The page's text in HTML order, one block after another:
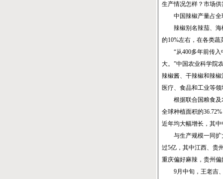
生产情况怎样？市场
中国辣椒产量占全
辣椒别名辣茄、海椒
的10%左右，在各类蔬
“从400多年前传入
大。”中国农业科学院
辣椒酱、干辣椒和辣
医疗、食品和工业等
根据联合国粮食及农
全球种植面积的
近年均大幅增长，其
与生产规模一同扩大
过5亿，其中江西、贵
重庆偏好麻辣，贵州
9月中旬，王老吉、